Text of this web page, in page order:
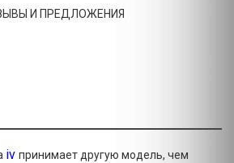
И ПРЕДЛОЖЕНИЯ
iv принимает другую модель, чем